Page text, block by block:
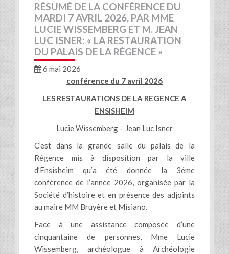
RÉSUMÉ DE LA CONFÉRENCE DU
MARDI 7 AVRIL 2026, PAR MME
LUCIE WISSEMBERG ET M. JEAN
LUC ISNER: « LA RESTAURATION
DU PALAIS DE LA RÉGENCE »
6 mai 2026
conférence du 7 avril 2026
LES RESTAURATIONS DE LA REGENCE A
ENSISHEIM
Lucie Wissemberg – Jean Luc Isner
C’est dans la grande salle du palais de la
Régence mis à disposition par la ville
d’Ensisheim qu’a été donnée la 3éme
conférence de l’année 2026, organisée par la
Société d’histoire et en présence des adjoints
au maire MM Bruyère et Misiano.
Face à une assistance composée d’une
cinquantaine de personnes, Mme Lucie
Wissemberg, archéologue à Archéologie